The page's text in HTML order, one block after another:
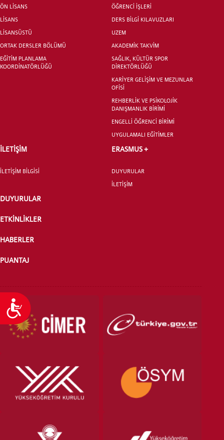
Ulaşılabilirlik
ÖN LİSANS
LİSANS
LİSANSÜSTÜ
ORTAK DERSLER BÖLÜMÜ
EĞİTİM PLANLAMA
KOORDİNATÖRLÜĞÜ
ÖĞRENCİ İŞLERİ
DERS BİLGİ KILAVUZLARI
UZEM
AKADEMİK TAKVİM
SAĞLIK, KÜLTÜR SPOR
DİREKTÖRLÜĞÜ
KARİYER GELİŞİM VE MEZUNLAR
OFİSİ
REHBERLİK VE PSİKOLOJİK
DANIŞMANLIK BİRİMİ
ENGELLİ ÖĞRENCİ BİRİMİ
UYGULAMALI EĞİTİMLER
İLETİŞİM
İLETİŞİM BİLGİSİ
ERASMUS +
DUYURULAR
İLETİŞİM
DUYURULAR
ETKİNLİKLER
HABERLER
PUANTAJ